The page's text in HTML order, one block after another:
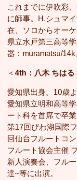
これまでに伊吹彩
に師事。H.シュマ
在、ソロからオー
県立水戸第三高等
器：muramatsu/
＜ 4th：八木 ちはる
愛知県出身。10歳
愛知県立明和高等
ート科を首席で卒
第17回びわ湖国際
回仙台フルートコ
フルート協会主催
新人演奏会、フル
達~等に出演。